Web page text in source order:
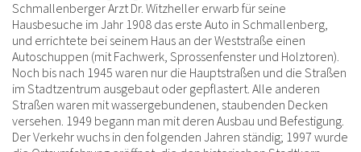
Schmallenberger Arzt Dr. Witzheller erwarb für seine
Hausbesuche im Jahr 1908 das erste Auto in Schmallenberg,
und errichtete bei seinem Haus an der Weststraße einen
Autoschuppen (mit Fachwerk, Sprossenfenster und Holztoren).
Noch bis nach 1945 waren nur die Hauptstraßen und die Straßen
im Stadtzentrum ausgebaut oder gepflastert. Alle anderen
Straßen waren mit wassergebundenen, staubenden Decken
versehen. 1949 begann man mit deren Ausbau und Befestigung.
Der Verkehr wuchs in den folgenden Jahren ständig; 1997 wurde